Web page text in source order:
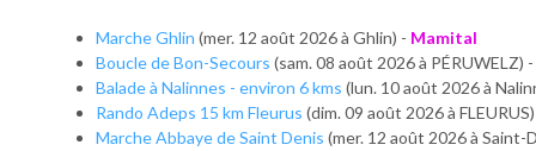
Marche Ghlin (mer. 12 août 2026 à Ghlin) - Mamital
Boucle de Bon-Secours (sam. 08 août 2026 à PÉRUWELZ) -
Balade à Nalinnes - environ 6 kms (lun. 10 août 2026 à
Rando Adeps 15 km Fleurus (dim. 09 août 2026 à
Marche Abbaye de Saint Denis (mer. 12 août 2026 à Saint-